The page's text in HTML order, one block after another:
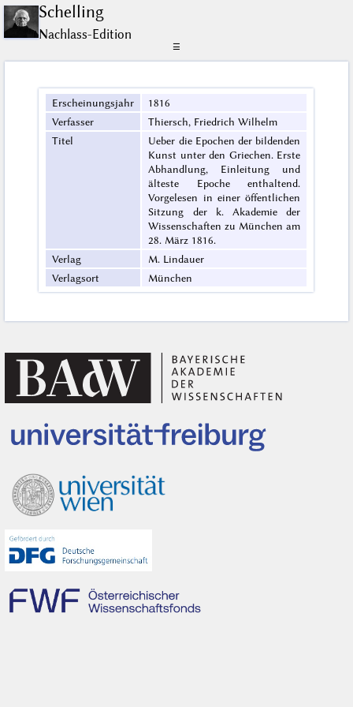
Schelling
Nachlass-Edition
☰
Erscheinungsjahr
1816
Verfasser
Thiersch, Friedrich Wilhelm
Titel
Ueber die Epochen der bildenden
Kunst unter den Griechen. Erste
Abhandlung, Einleitung und
älteste Epoche enthaltend.
Vorgelesen in einer öffentlichen
Sitzung der k. Akademie der
Wissenschaften zu München am
28. März 1816.
Verlag
M. Lindauer
Verlagsort
München